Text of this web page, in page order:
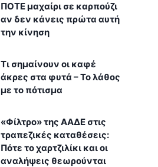
ΠΟΤΕ μαχαίρι σε καρπούζι
αν δεν κάνεις πρώτα αυτή
την κίνηση
Τι σημαίνουν οι καφέ
άκρες στα φυτά – Το λάθος
με το πότισμα
«Φίλτρο» της ΑΑΔΕ στις
τραπεζικές καταθέσεις:
Πότε το χαρτζιλίκι και οι
αναλήψεις θεωρούνται